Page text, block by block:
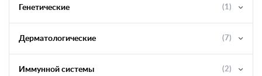
Генетические (1)
Дерматологические (7)
Иммунной системы (2)